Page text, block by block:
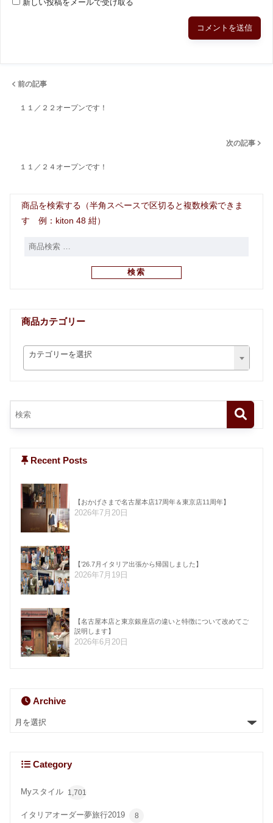
新しい投稿をメールで受け取る
前の記事
１１／２２オープンです！
次の記事
１１／２４オープンです！
商品を検索する（半角スペースで区切ると複数検索できま
す 例：kiton 48 紺）
検索
商品カテゴリー
カテゴリーを選択
Recent Posts
【おかげさまで名古屋本店17周年＆東京店11周年】
2026年7月20日
【’26.7月イタリア出張から帰国しました】
2026年7月19日
【名古屋本店と東京銀座店の違いと特徴について改めてご
説明します】
2026年6月20日
Archive
Category
Myスタイル 1,701
イタリアオーダー夢旅行2019 8